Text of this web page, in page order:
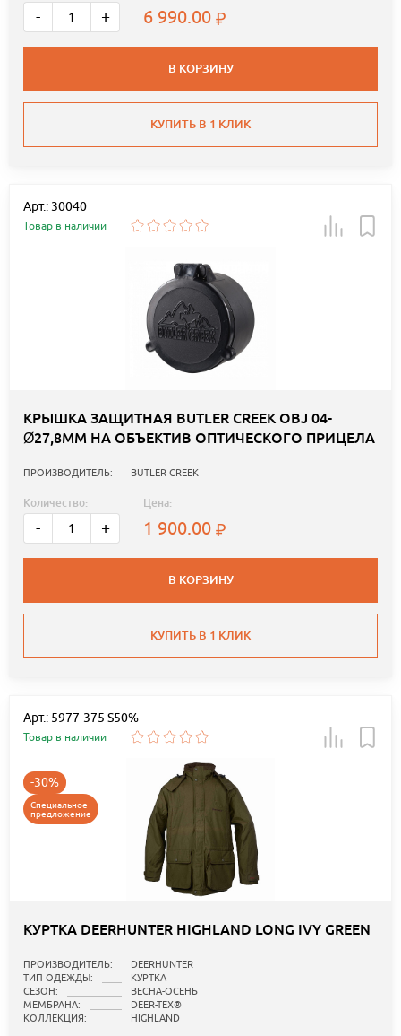
- + 6 990.00
В КОРЗИНУ
КУПИТЬ В 1 КЛИК
Арт.: 30040
Товар в наличии
КРЫШКА ЗАЩИТНАЯ BUTLER CREEK OBJ 04-
Ø27,8ММ НА ОБЪЕКТИВ ОПТИЧЕСКОГО ПРИЦЕЛА
ПРОИЗВОДИТЕЛЬ: BUTLER CREEK
Количество:
- +
Цена:
1 900.00
В КОРЗИНУ
КУПИТЬ В 1 КЛИК
Арт.: 5977-375 S50%
Товар в наличии
-30%
Специальное
предложение
КУРТКА DEERHUNTER HIGHLAND LONG IVY GREEN
ПРОИЗВОДИТЕЛЬ:
DEERHUNTER
ТИП ОДЕЖДЫ:
КУРТКА
СЕЗОН:
ВЕСНА-ОСЕНЬ
МЕМБРАНА:
DEER-TEX®
КОЛЛЕКЦИЯ:
HIGHLAND